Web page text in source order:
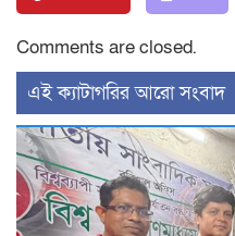
Comments are closed.
‍এই ক্যাটাগরির ‍আরো সংবাদ